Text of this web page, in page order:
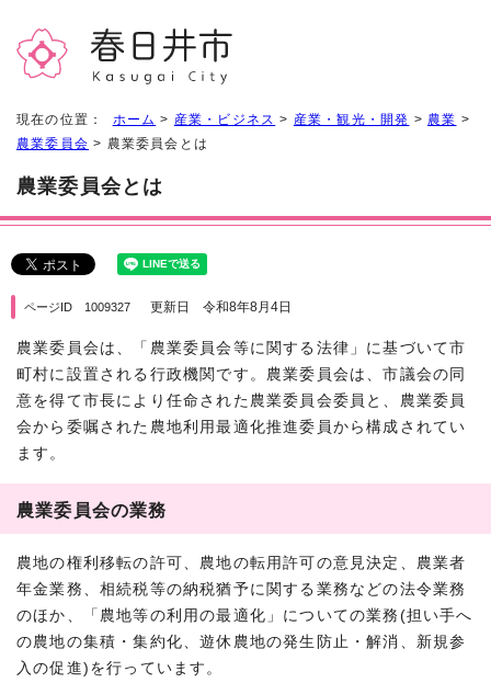
現在の位置： ホーム > 産業・ビジネス > 産業・観光・開発 > 農業 >
農業委員会 > 農業委員会とは
農業委員会とは
ページID 1009327 更新日 令和8年8月4日
農業委員会は、「農業委員会等に関する法律」に基づいて市
町村に設置される行政機関です。農業委員会は、市議会の同
意を得て市長により任命された農業委員会委員と、農業委員
会から委嘱された農地利用最適化推進委員から構成されてい
ます。
農業委員会の業務
農地の権利移転の許可、農地の転用許可の意見決定、農業者
年金業務、相続税等の納税猶予に関する業務などの法令業務
のほか、「農地等の利用の最適化」についての業務(担い手へ
の農地の集積・集約化、遊休農地の発生防止・解消、新規参
入の促進)を行っています。